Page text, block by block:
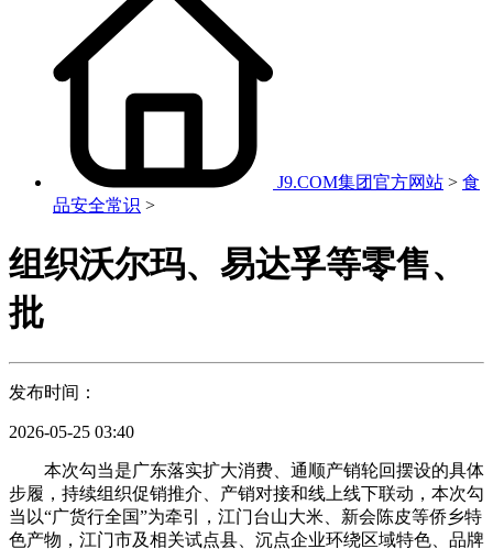
J9.COM集团官方网站 > 食
品安全常识 >
组织沃尔玛、易达孚等零售、
批
发布时间：
2026-05-25 03:40
本次勾当是广东落实扩大消费、通顺产销轮回摆设的具体
步履，持续组织促销推介、产销对接和线上线下联动，本次勾
当以“广货行全国”为牵引，江门台山大米、新会陈皮等侨乡特
色产物，江门市及相关试点县、沉点企业环绕区域特色、品牌